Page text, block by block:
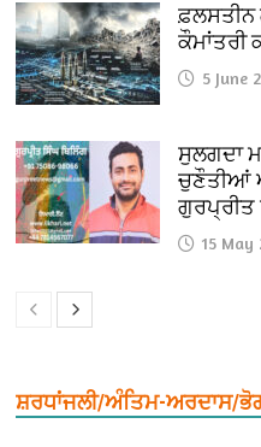
ਫ਼ਲਸਤੀਨ
ਕੌਮਾਂਤਰੀ
5 June
ਸੁਲਗਦਾ
ਚੁਣੌਤੀਆਂ
ਗੁਰਪ੍ਰੀਤ
15 May
ਸ਼ਰਧਾਂਜਲੀ/ਅੰਤਿਮ-ਅਰਦਾਸ/